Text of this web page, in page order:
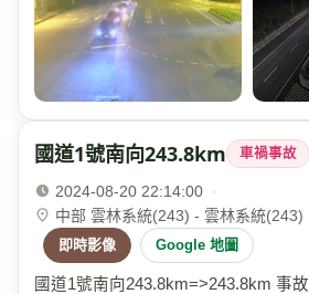
國道1號南向243.8km 車禍事故
2024-08-20 22:14:00
·
中部 雲林系統(243) - 雲林系統(243)
即時影像 Google 地圖
國道1號南向243.8km=>243.8km 事故